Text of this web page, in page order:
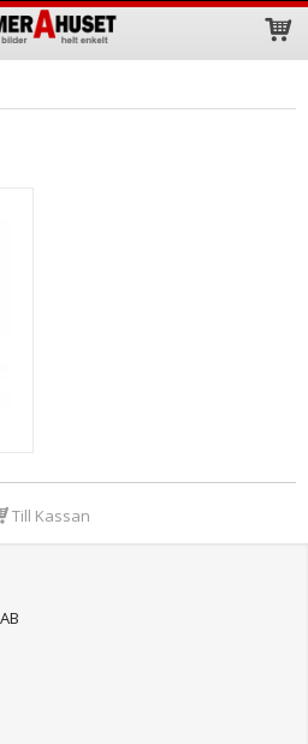
blivit tillagd i varukorgen
Till Kassan